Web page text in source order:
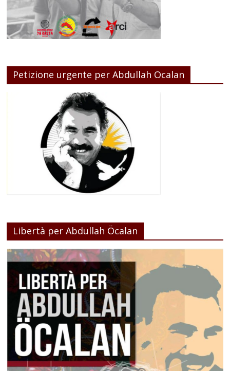
Petizione urgente per Abdullah Ocalan
Libertà per Abdullah Öcalan